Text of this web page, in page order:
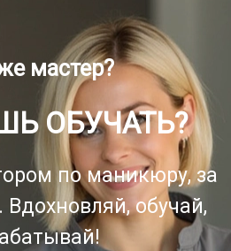
мастер?
ОБУЧАТЬ?
по маникюру, за
обучай,